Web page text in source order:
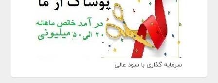
سرمایه گذاری با سود عالی